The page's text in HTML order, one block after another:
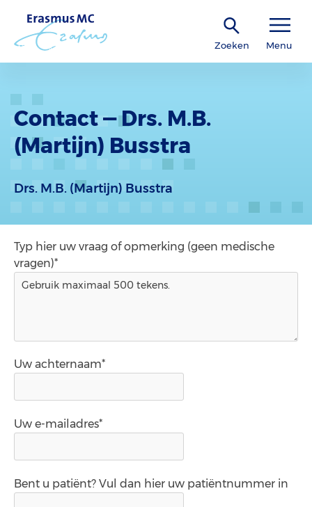
Zoeken Menu
Contact — Drs. M.B.
(Martijn) Busstra
Drs. M.B. (Martijn) Busstra
Typ hier uw vraag of opmerking (geen medische
vragen)*
Uw achternaam*
Uw e-mailadres*
Bent u patiënt? Vul dan hier uw patiëntnummer in